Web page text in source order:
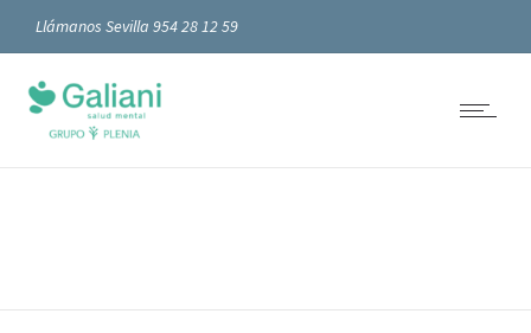
Llámanos Sevilla 954 28 12 59